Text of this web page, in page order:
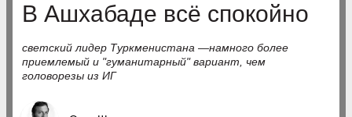
В Ашхабаде всё спокойно
светский лидер Туркменистана —намного более
приемлемый и "гуманитарный" вариант, чем
головорезы из ИГ